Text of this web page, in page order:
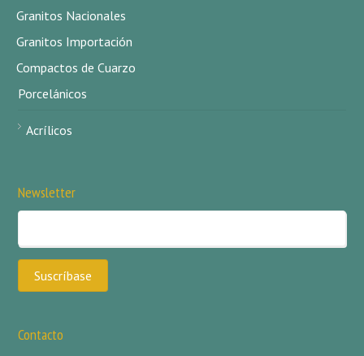
Granitos Nacionales
Granitos Importación
Compactos de Cuarzo
Porcelánicos
Acrílicos
Newsletter
Contacto